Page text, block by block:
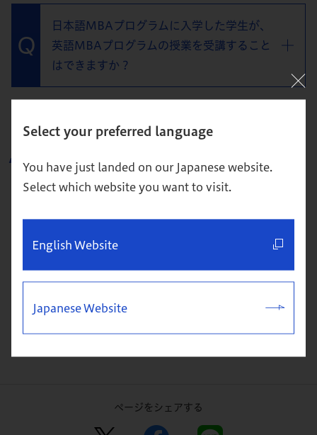
Select your preferred language
You have just landed on our Japanese website.
Select which website you want to visit.
English Website
Japanese Website
日本語MBAプログラムに入学した学生が、
英語MBAプログラムの授業を受講すること
はできますか？
企業派遣
通】英語MBAプログラムの科目を受講でき
ますか？
ページをシェアする